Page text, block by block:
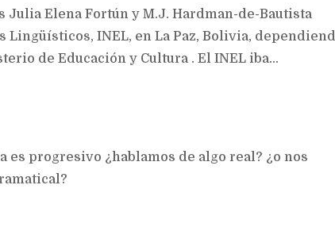
Julia Elena Fortún y M.J. Hardman-de-Bautista
INEL, en La Paz, Bolivia,
de Educación y Cultura . El INEL iba...
es progresivo ¿hablamos de algo real? ¿o nos